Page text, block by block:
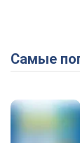
Самые